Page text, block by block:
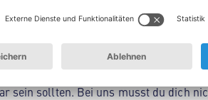
findest du alles, was dein Herz
Unser Spezialgebiet?
täglich frisches Obst und Gemüse
sein sollten. Bei uns musst du dich